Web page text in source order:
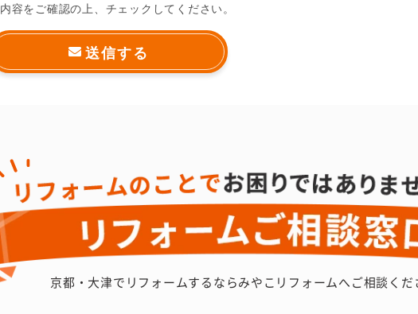
内容をご確認の上、チェックしてください。
京都・大津でリフォームするならみやこリフォームへご相談くだ